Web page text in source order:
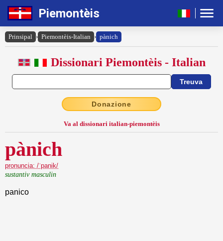
Piemontèis
Prinsipal › Piemontèis-Italian › pànich
Dissionari Piemontèis - Italian
Donazione
Va al dissionari italian-piemontèis
pànich
pronuncia: /ˈpanik/
sustantiv masculin
panico